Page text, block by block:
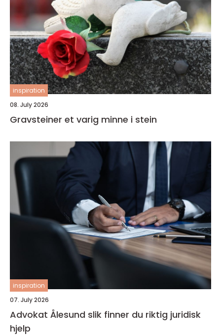
inspiration
08. July 2026
Gravsteiner et varig minne i stein
inspiration
07. July 2026
Advokat Ålesund slik finner du riktig juridisk
hjelp